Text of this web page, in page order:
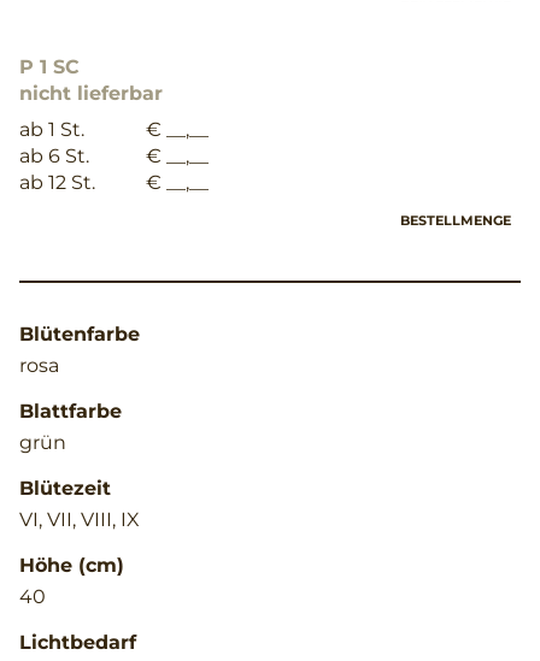
P 1 SC
nicht lieferbar
ab 1 St.
€ __,__
ab 6 St.
€ __,__
ab 12 St.
€ __,__
BESTELLMENGE
Blütenfarbe
rosa
Blattfarbe
grün
Blütezeit
VI, VII, VIII, IX
Höhe (cm)
40
Lichtbedarf